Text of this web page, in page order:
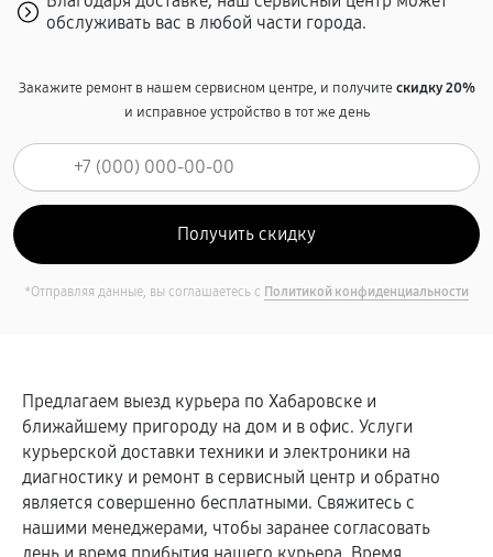
обслуживать вас в любой части города.
Закажите ремонт в нашем сервисном центре, и получитескидку 20%
и исправное устройство в тот же день
*Отправляя данные, вы соглашаетесь с Политикой конфиденциальности
Предлагаем выезд курьера по Хабаровске и
ближайшему пригороду на дом и в офис. Услуги
курьерской доставки техники и электроники на
диагностику и ремонт в сервисный центр и обратно
является совершенно бесплатными. Свяжитесь с
нашими менеджерами, чтобы заранее согласовать